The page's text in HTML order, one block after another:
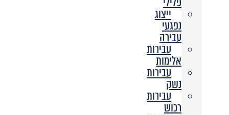
ייצוג
נפגעי
עבירה
עבירות
אלימות
עבירות
נשק
עבירות
רכוש